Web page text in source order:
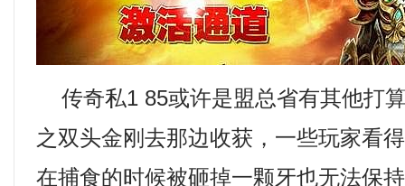
传奇私1 85或许是盟总省有其他打
之双头金刚去那边收获，一些玩家看
在捕食的时候被砸掉一颗牙也无法保